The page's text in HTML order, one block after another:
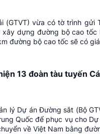
(GTVT) vừa có tờ trình
dựng đường bộ cao tốc
đường bộ cao tốc sẽ có
13 đoàn tàu tuyến
lý Dự án Đường sắt (Bộ
Quốc để phục vụ cho
về Việt Nam bằng